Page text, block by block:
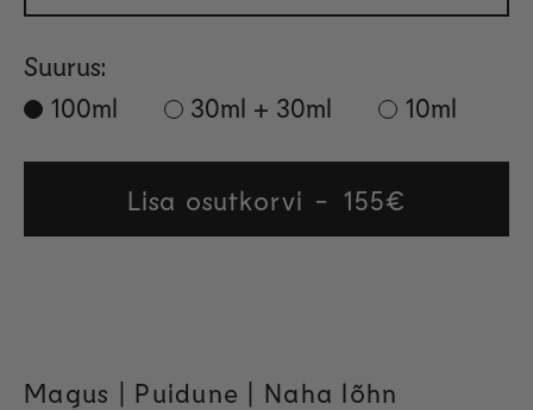
Suurus:
100ml
30ml + 30ml 10ml
Lisa osutkorvi
Regular
price
155€
Magus | Puidune | Naha lõhn